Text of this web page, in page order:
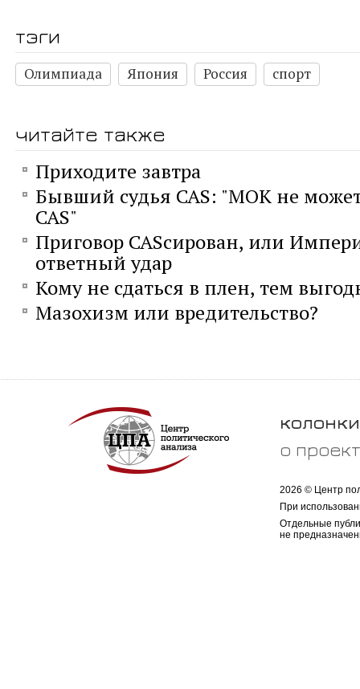
тэги
Олимпиада Япония Россия спорт
читайте также
Приходите завтра
Бывший судья CAS: "МОК не
CAS"
Приговор CASсирован, или
ответный удар
Кому не сдаться в плен, тем
Мазохизм или вредительство?
колонки
о
2026 © Центр
При
Отдельные
не